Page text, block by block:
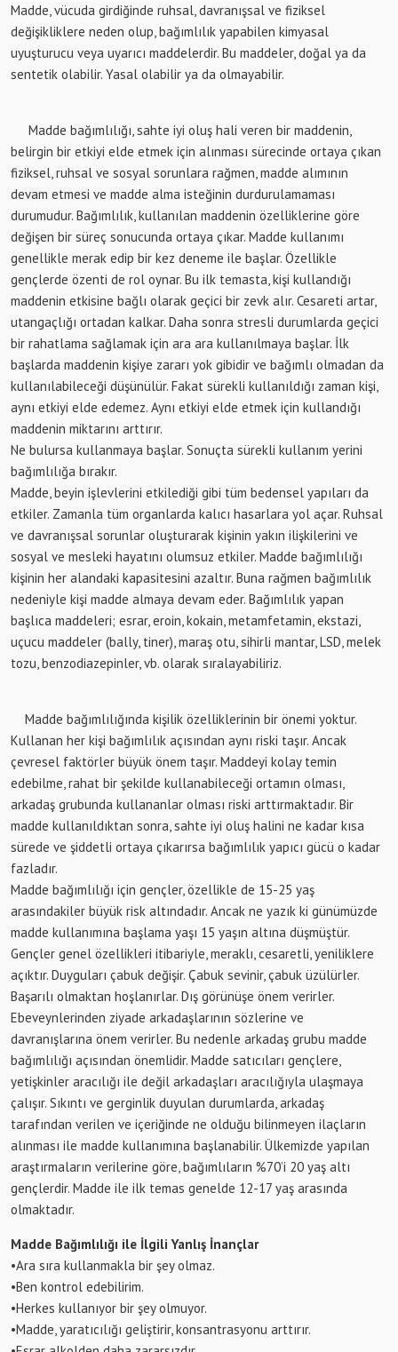
Madde, vücuda girdiğinde ruhsal, davranışsal ve fiziksel
değişikliklere neden olup, bağımlılık yapabilen kimyasal
uyuşturucu veya uyarıcı maddelerdir. Bu maddeler, doğal ya da
sentetik olabilir. Yasal olabilir ya da olmayabilir.
Madde bağımlılığı, sahte iyi oluş hali veren bir maddenin,
belirgin bir etkiyi elde etmek için alınması sürecinde ortaya çıkan
fiziksel, ruhsal ve sosyal sorunlara rağmen, madde alımının
devam etmesi ve madde alma isteğinin durdurulamaması
durumudur. Bağımlılık, kullanılan maddenin özelliklerine göre
değişen bir süreç sonucunda ortaya çıkar. Madde kullanımı
genellikle merak edip bir kez deneme ile başlar. Özellikle
gençlerde özenti de rol oynar. Bu ilk temasta, kişi kullandığı
maddenin etkisine bağlı olarak geçici bir zevk alır. Cesareti artar,
utangaçlığı ortadan kalkar. Daha sonra stresli durumlarda geçici
bir rahatlama sağlamak için ara ara kullanılmaya başlar. İlk
başlarda maddenin kişiye zararı yok gibidir ve bağımlı olmadan da
kullanılabileceği düşünülür. Fakat sürekli kullanıldığı zaman kişi,
aynı etkiyi elde edemez. Aynı etkiyi elde etmek için kullandığı
maddenin miktarını arttırır.
Ne bulursa kullanmaya başlar. Sonuçta sürekli kullanım yerini
bağımlılığa bırakır.
Madde, beyin işlevlerini etkilediği gibi tüm bedensel yapıları da
etkiler. Zamanla tüm organlarda kalıcı hasarlara yol açar. Ruhsal
ve davranışsal sorunlar oluşturarak kişinin yakın ilişkilerini ve
sosyal ve mesleki hayatını olumsuz etkiler. Madde bağımlılığı
kişinin her alandaki kapasitesini azaltır. Buna rağmen bağımlılık
nedeniyle kişi madde almaya devam eder. Bağımlılık yapan
başlıca maddeleri; esrar, eroin, kokain, metamfetamin, ekstazi,
uçucu maddeler (bally, tiner), maraş otu, sihirli mantar, LSD, melek
tozu, benzodiazepinler, vb. olarak sıralayabiliriz.
Madde bağımlılığında kişilik özelliklerinin bir önemi yoktur.
Kullanan her kişi bağımlılık açısından aynı riski taşır. Ancak
çevresel faktörler büyük önem taşır. Maddeyi kolay temin
edebilme, rahat bir şekilde kullanabileceği ortamın olması,
arkadaş grubunda kullananlar olması riski arttırmaktadır. Bir
madde kullanıldıktan sonra, sahte iyi oluş halini ne kadar kısa
sürede ve şiddetli ortaya çıkarırsa bağımlılık yapıcı gücü o kadar
fazladır.
Madde bağımlılığı için gençler, özellikle de 15-25 yaş
arasındakiler büyük risk altındadır. Ancak ne yazık ki günümüzde
madde kullanımına başlama yaşı 15 yaşın altına düşmüştür.
Gençler genel özellikleri itibariyle, meraklı, cesaretli, yeniliklere
açıktır. Duyguları çabuk değişir. Çabuk sevinir, çabuk üzülürler.
Başarılı olmaktan hoşlanırlar. Dış görünüşe önem verirler.
Ebeveynlerinden ziyade arkadaşlarının sözlerine ve
davranışlarına önem verirler. Bu nedenle arkadaş grubu madde
bağımlılığı açısından önemlidir. Madde satıcıları gençlere,
yetişkinler aracılığı ile değil arkadaşları aracılığıyla ulaşmaya
çalışır. Sıkıntı ve gerginlik duyulan durumlarda, arkadaş
tarafından verilen ve içeriğinde ne olduğu bilinmeyen ilaçların
alınması ile madde kullanımına başlanabilir. Ülkemizde yapılan
araştırmaların verilerine göre, bağımlıların %70’i 20 yaş altı
gençlerdir. Madde ile ilk temas genelde 12-17 yaş arasında
olmaktadır.
Madde Bağımlılığı ile İlgili Yanlış İnançlar
•Ara sıra kullanmakla bir şey olmaz.
•Ben kontrol edebilirim.
•Herkes kullanıyor bir şey olmuyor.
•Madde, yaratıcılığı geliştirir, konsantrasyonu arttırır.